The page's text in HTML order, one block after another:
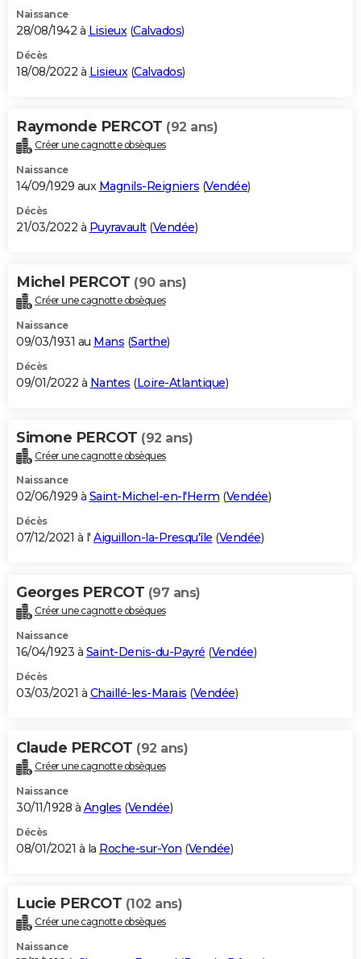
Naissance
28/08/1942 à Lisieux(Calvados)
Décès
18/08/2022 à Lisieux(Calvados)
Raymonde PERCOT (92 ans)
Créer une cagnotte obsèques
Naissance
14/09/1929 aux Magnils-Reigniers (Vendée)
Décès
21/03/2022 à Puyravault(Vendée)
Michel PERCOT (90 ans)
Créer une cagnotte obsèques
Naissance
09/03/1931 au Mans (Sarthe)
Décès
09/01/2022 à Nantes (Loire-Atlantique)
Simone PERCOT (92 ans)
Créer une cagnotte obsèques
Naissance
02/06/1929 à Saint-Michel-en-l'Herm (Vendée)
Décès
07/12/2021 à l' Aiguillon-la-Presqu'île (Vendée)
Georges PERCOT (97 ans)
Créer une cagnotte obsèques
Naissance
16/04/1923 à Saint-Denis-du-Payré (Vendée)
Décès
03/03/2021 à Chaillé-les-Marais (Vendée)
Claude PERCOT (92 ans)
Créer une cagnotte obsèques
Naissance
30/11/1928 à Angles (Vendée)
Décès
08/01/2021 à la Roche-sur-Yon (Vendée)
Lucie PERCOT (102 ans)
Créer une cagnotte obsèques
Naissance